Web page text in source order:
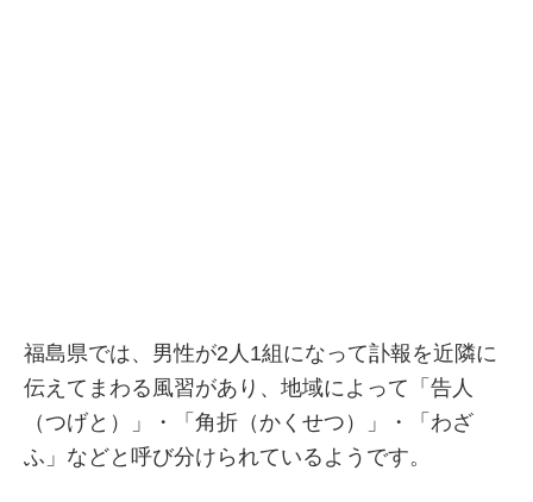
福島県では、男性が2人1組になって訃報を近隣に
伝えてまわる風習があり、地域によって「告人
（つげと）」・「角折（かくせつ）」・「わざ
ふ」などと呼び分けられているようです。